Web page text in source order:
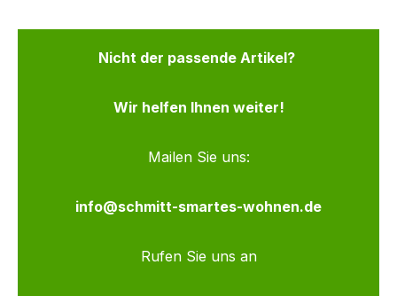
Nicht der passende Artikel?
Wir helfen Ihnen weiter!
Mailen Sie uns:
info@schmitt-smartes-wohnen.de
Rufen Sie uns an